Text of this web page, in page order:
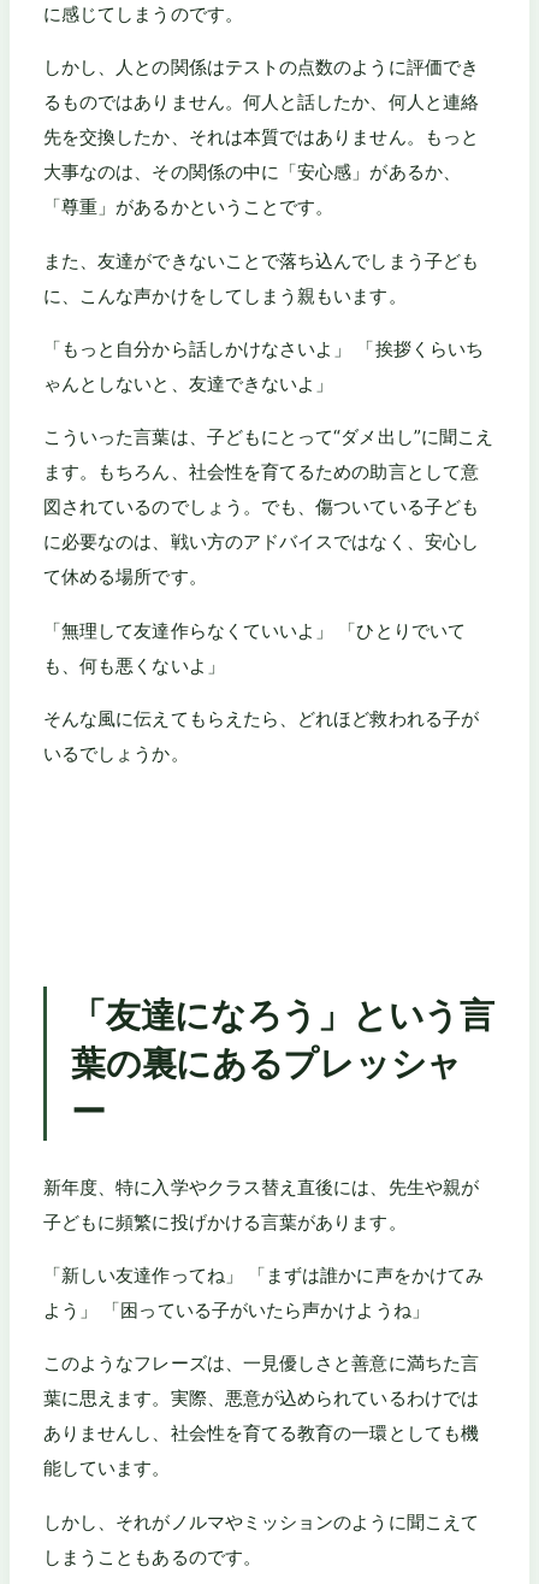
に感じてしまうのです。
しかし、人との関係はテストの点数のように評価でき
るものではありません。何人と話したか、何人と連絡
先を交換したか、それは本質ではありません。もっと
大事なのは、その関係の中に「安心感」があるか、
「尊重」があるかということです。
また、友達ができないことで落ち込んでしまう子ども
に、こんな声かけをしてしまう親もいます。
「もっと自分から話しかけなさいよ」 「挨拶くらいち
ゃんとしないと、友達できないよ」
こういった言葉は、子どもにとって“ダメ出し”に聞こえ
ます。もちろん、社会性を育てるための助言として意
図されているのでしょう。でも、傷ついている子ども
に必要なのは、戦い方のアドバイスではなく、安心し
て休める場所です。
「無理して友達作らなくていいよ」 「ひとりでいて
も、何も悪くないよ」
そんな風に伝えてもらえたら、どれほど救われる子が
いるでしょうか。
「友達になろう」という言
葉の裏にあるプレッシャ
ー
新年度、特に入学やクラス替え直後には、先生や親が
子どもに頻繁に投げかける言葉があります。
「新しい友達作ってね」 「まずは誰かに声をかけてみ
よう」 「困っている子がいたら声かけようね」
このようなフレーズは、一見優しさと善意に満ちた言
葉に思えます。実際、悪意が込められているわけでは
ありませんし、社会性を育てる教育の一環としても機
能しています。
しかし、それがノルマやミッションのように聞こえて
しまうこともあるのです。